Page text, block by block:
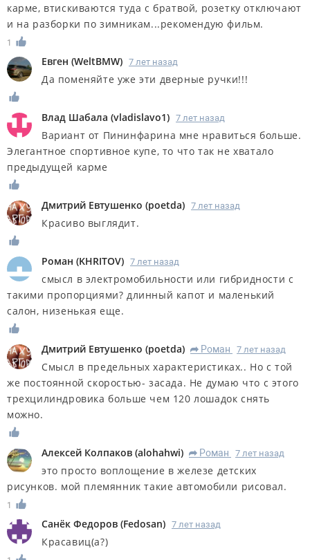
карме, втискиваются туда с братвой, розетку отключают
и на разборки по зимникам...рекомендую фильм.
1
Евген (WeltBMW) 7 лет назад
Да поменяйте уже эти дверные ручки!!!
Влад Шабала (vladislavo1) 7 лет назад
Вариант от Пининфарина мне нравиться больше.
Элегантное спортивное купе, то что так не хватало
предыдущей карме
Дмитрий Евтушенко (poetda) 7 лет назад
Красиво выглядит.
Роман (KHRITOV) 7 лет назад
смысл в электромобильности или гибридности с
такими пропорциями? длинный капот и маленький
салон, низенькая еще.
Дмитрий Евтушенко (poetda) R Роман 7 лет назад
Смысл в предельных характеристиках.. Но с той
же постоянной скоростью- засада. Не думаю что с этого
трехцилиндровика больше чем 120 лошадок снять
можно.
Алексей Колпаков (alohahwi) R Роман 7 лет назад
это просто воплощение в железе детских
рисунков. мой племянник такие автомобили рисовал.
1
Санёк Федоров (Fedosan) 7 лет назад
Красавиц(а?)